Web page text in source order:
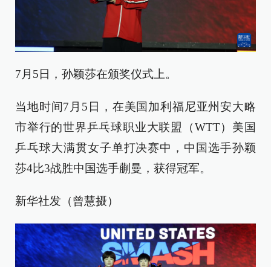
7月5日，孙颖莎在颁奖仪式上。
当地时间7月5日，在美国加利福尼亚州安大略
市举行的世界乒乓球职业大联盟（WTT）美国
乒乓球大满贯女子单打决赛中，中国选手孙颖
莎4比3战胜中国选手蒯曼，获得冠军。
新华社发（曾慧摄）